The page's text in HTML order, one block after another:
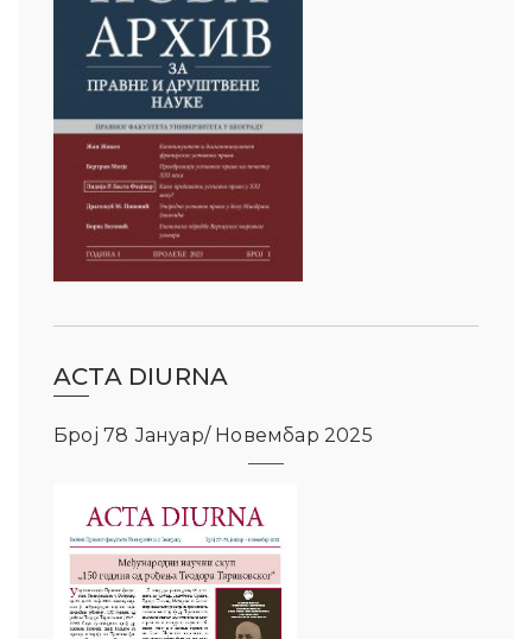
ACTA DIURNA
Број 78 Јануар/ Новембар 2025